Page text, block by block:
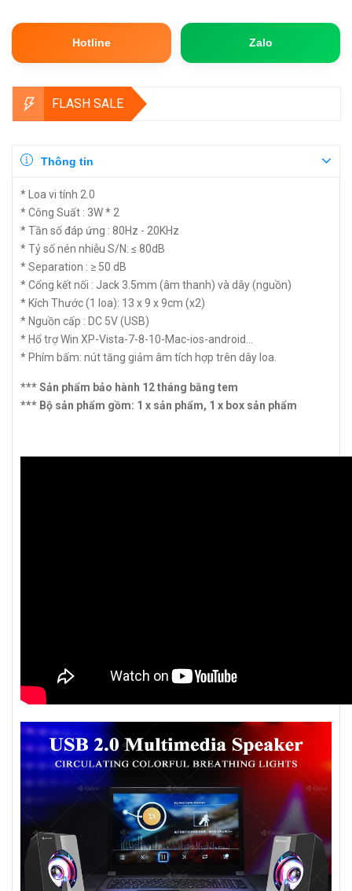
Hotline Zalo
FLASH SALE
Thông tin
* Loa vi tính 2.0
* Công Suất : 3W * 2
* Tần số đáp ứng : 80Hz - 20KHz
* Tỷ số nén nhiễu S/N: ≤ 80dB
* Separation : ≥ 50 dB
* Cổng kết nối : Jack 3.5mm (âm thanh) và dây (nguồn)
* Kích Thước (1 loa): 13 x 9 x 9cm (x2)
* Nguồn cấp : DC 5V (USB)
* Hổ trợ Win XP-Vista-7-8-10-Mac-ios-android...
* Phím bấm: nút tăng giảm âm tích hợp trên dây loa.
*** Sản phẩm bảo hành 12 tháng bằng tem
*** Bộ sản phẩm gồm: 1 x sản phẩm, 1 x box sản phẩm